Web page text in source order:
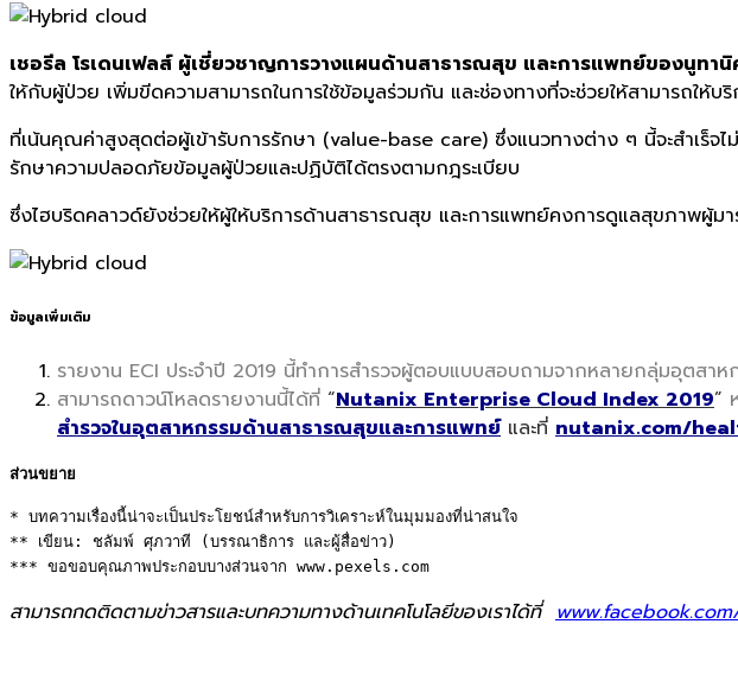
เชอรีล โรเดนเฟลส์ ผู้เชี่ยวชาญการวางแผนด้านสาธารณสุข และการแพทย์ของนูทา
ให้กับผู้ป่วย เพิ่มขีดความสามารถในการใช้ข้อมูลร่วมกัน และช่องทางที่จะช่วยให้สามารถให้บ
ที่เน้นคุณค่าสูงสุดต่อผู้เข้ารับการรักษา (value-base care) ซึ่งแนวทางต่าง ๆ นี้จะสำเร็จ
รักษาความปลอดภัยข้อมูลผู้ป่วยและปฏิบัติได้ตรงตามกฎระเบียบ
ซึ่งไฮบริดคลาวด์ยังช่วยให้ผู้ให้บริการด้านสาธารณสุข และการแพทย์คงการดูแลสุขภาพผู้
ข้อมูลเพิ่มเติม
รายงาน ECI ประจำปี 2019 นี้ทำการสำรวจผู้ตอบแบบสอบถามจากหลายกลุ่มอุตสา
สามารถดาวน์โหลดรายงานนี้ได้ที่ “Nutanix Enterprise Cloud Index 2019”
สำรวจในอุตสาหกรรมด้านสาธารณสุขและการแพทย์และที่ nutanix.com/
ส่วนขยาย
* บทความเรื่องนี้น่าจะเป็นประโยชน์สำหรับการวิเคราะห์ในมุมมองที่น่าสนใจ
** เขียน: ชลัมพ์ ศุภวาที (บรรณาธิการ และผู้สื่อข่าว)
*** ขอขอบคุณภาพประกอบบางส่วนจาก www.pexels.com
สามารถกดติดตามข่าวสารและบทความทางด้านเทคโนโลยีของเราได้ที่